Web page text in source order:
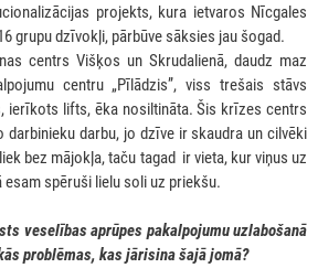
projekts, kura ietvaros Nīcgales
grupu dzīvokļi, pārbūve sāksies jau šogad.
centrs Višķos un Skrudalienā, daudz maz
centru „Pīlādzis”, viss trešais stāvs
ierīkots lifts, ēka nosiltināta. Šis krīzes centrs
darbinieku darbu, jo dzīve ir skaudra un cilvēki
bez mājokļa, taču tagad ir vieta, kur viņus uz
esam spēruši lielu soli uz priekšu.
veselības aprūpes pakalpojumu uzlabošanā
problēmas, kas jārisina šajā jomā?